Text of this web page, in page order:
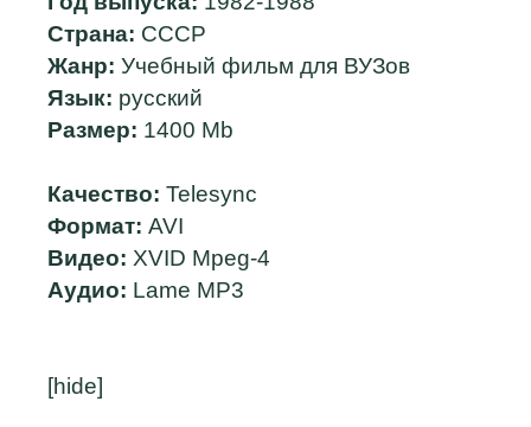
Страна: СССР
Жанр: Учебный фильм для ВУЗов
Язык: русский
Размер: 1400 Mb
Качество: Telesync
Формат: AVI
Видео: XVID Mpeg-4
Аудио: Lame MP3
[hide]